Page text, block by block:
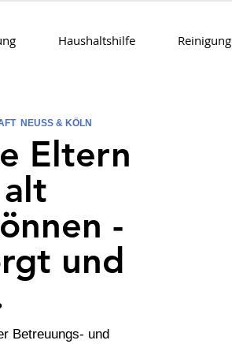
Haushaltshilfe Reinigung
NEUSS & KÖLN
Eltern
-
und
Betreuungs- und